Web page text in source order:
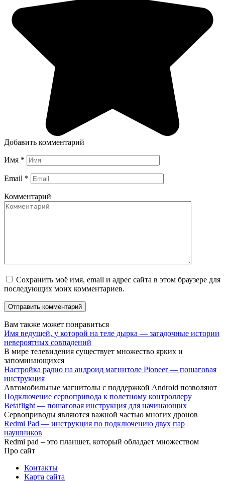
Добавить комментарий
Имя *
Email *
Комментарий
Сохранить моё имя, email и адрес сайта в этом браузере для
последующих моих комментариев.
Вам также может понравиться
Имя ведущей, у которой на теле дырка — загадочные истории
невероятных совпадений
В мире телевидения существует множество ярких и
запоминающихся
Настройка радио на андроид магнитоле Pioneer — пошаговая
инструкция
Автомобильные магнитолы с поддержкой Android позволяют
Подключение сервопривода к полетному контроллеру
Betaflight — пошаговая инструкция для начинающих
Сервоприводы являются важной частью многих дронов
Redmi Pad — инструкция по подключению двух пар
наушников
Redmi pad – это планшет, который обладает множеством
Про сайт
Контакты
Карта сайта